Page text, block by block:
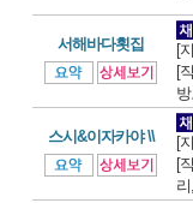
서해바다횟집
[
[
스시&이자카야 \\
[
[